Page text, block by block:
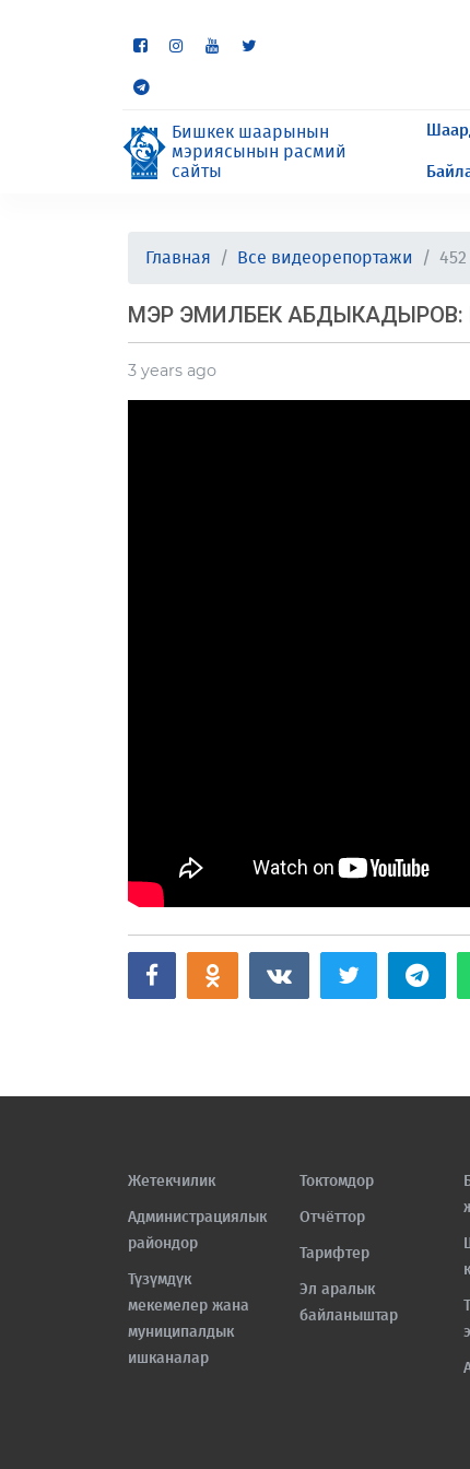
Бишкек шаарынын
мэриясынын расмий
сайты
Главная Все видеорепортажи 452
МЭР ЭМИЛБЕК АБДЫКАДЫРОВ:
3 years ago
Жетекчилик
Администрациялык
райондор
Түзүмдүк
мекемелер жана
муниципалдык
ишканалар
Токтомдор
Отчёттор
Тарифтер
Эл аралык
байланыштар